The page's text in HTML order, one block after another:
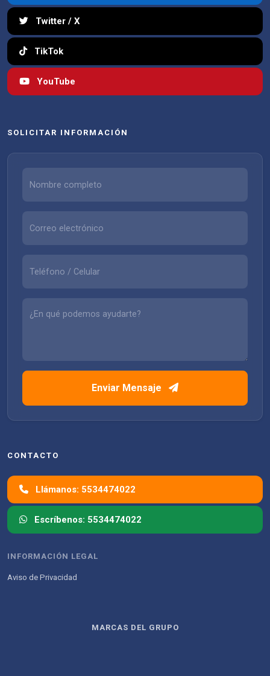
Twitter / X
TikTok
YouTube
SOLICITAR INFORMACIÓN
Enviar Mensaje
CONTACTO
Llámanos: 5534474022
Escríbenos: 5534474022
INFORMACIÓN LEGAL
Aviso de Privacidad
MARCAS DEL GRUPO